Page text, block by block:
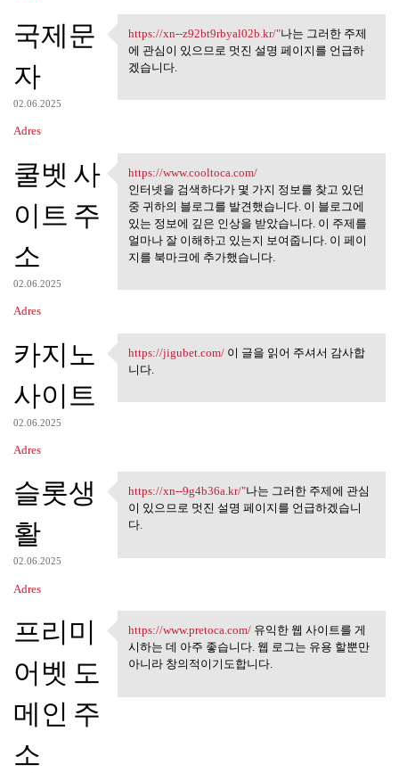
국제문
자
02.06.2025
Adres
https://xn--z92bt9rbyal02b.kr
https://xn--z92bt9rbyal02b.kr/"나는 그러한 주제
에 관심이 있으므로 멋진 설명 페이지를 언급하
겠습니다.
쿨벳 사
이트 주
소
02.06.2025
Adres
https://www.cooltoca.com/
https://www.cooltoca.com/
인터넷을 검색하다가 몇 가지 정보를 찾고 있던
중 귀하의 블로그를 발견했습니다. 이 블로그에
있는 정보에 깊은 인상을 받았습니다. 이 주제를
얼마나 잘 이해하고 있는지 보여줍니다. 이 페이
지를 북마크에 추가했습니다.
카지노
사이트
02.06.2025
Adres
https://jigubet.com/ 이 글을 읽어
https://jigubet.com/이 글을 읽어 주셔서 감사합
니다.
슬롯생
활
02.06.2025
Adres
https://xn--9g4b36a.kr/"나는
https://xn--9g4b36a.kr/"나는 그러한 주제에 관심
이 있으므로 멋진 설명 페이지를 언급하겠습니
다.
프리미
어벳 도
메인 주
소
https://www.pretoca.com/ 유익한
https://www.pretoca.com/유익한 웹 사이트를 게
시하는 데 아주 좋습니다. 웹 로그는 유용 할뿐만
아니라 창의적이기도합니다.